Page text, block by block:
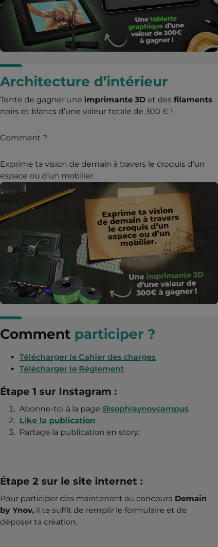
Architecture d’intérieur
Tente de gagner une imprimante 3D et des filaments
noirs et blancs d’une valeur totale de 300 € !
Comment ?
Exprime ta vision de demain à travers le croquis d’un
espace ou d’un mobilier.
Comment participer ?
Télécharger le Cahier des charges
Télécharger le Règlement
Étape 1 sur Instagram :
Abonne-toi à la page @sophiaynovcampus.
Like la publication
Partage la publication en story.
Étape 2 sur le site internet :
Pour participer dès maintenant au concours Demain
by Ynov, il te suffit de remplir le formulaire et de
déposer ta création.